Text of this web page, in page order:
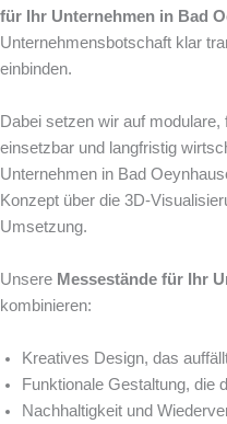
für Ihr Unternehmen in Bad
Unternehmensbotschaft klar
einbinden.
Dabei setzen wir auf
einsetzbar und langfristig
Unternehmen in Bad
Konzept über die 3D-
Umsetzung.
Unsere Messestände für Ihr
kombinieren:
Kreatives Design, das
Funktionale Gestaltung, die
Nachhaltigkeit und